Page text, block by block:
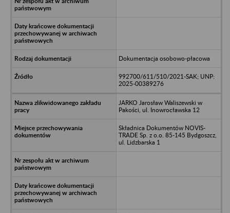
Dokumentacja osobowo-płacowa
992700/611/510/2021-SAK; UNP:
2025-00389276
JARKO Jarosław Waliszewski w
Pakości, ul. Inowrocławska 12
Składnica Dokumentów NOVIS-
TRADE Sp. z o.o. 85-145 Bydgoszcz,
ul. Lidzbarska 1